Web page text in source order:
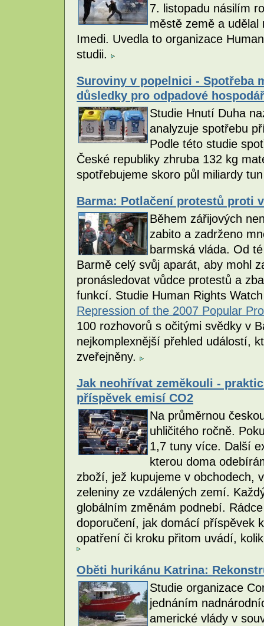
7. listopadu násilím
městě země a
Imedi. Uvedla to organizace
studii.
Suroviny v popelnici - Spotřeba
důsledky pro odpadové
Studie Hnutí Duha
analyzuje spotřebu
Podle této studie
České republiky zhruba 132 kg
spotřebujeme skoro půl miliardy
Barma: Potlačení protestů proti
Během zářijových
zabito a zadrženo
barmská vláda. Od
Barmě celý svůj aparát, aby mohl
pronásledovat vůdce protestů a
funkcí. Studie Human Rights
Repression of the 2007 Popular
100 rozhovorů s očitými svědky v
nejkomplexnější přehled událostí,
zveřejněny.
Jak neohřívat zeměkouli -
příspěvek emisí CO2
Na průměrnou
uhličitého ročně.
1,7 tuny více. Další
kterou doma
zboží, jež kupujeme v obchodech,
zeleniny ze vzdálených zemí.
globálním změnám podnebí.
doporučení, jak domácí příspěvek
opatření či kroku přitom uvádí,
Oběti hurikánu Katrina:
Studie organizace
jednáním
americké vlády v